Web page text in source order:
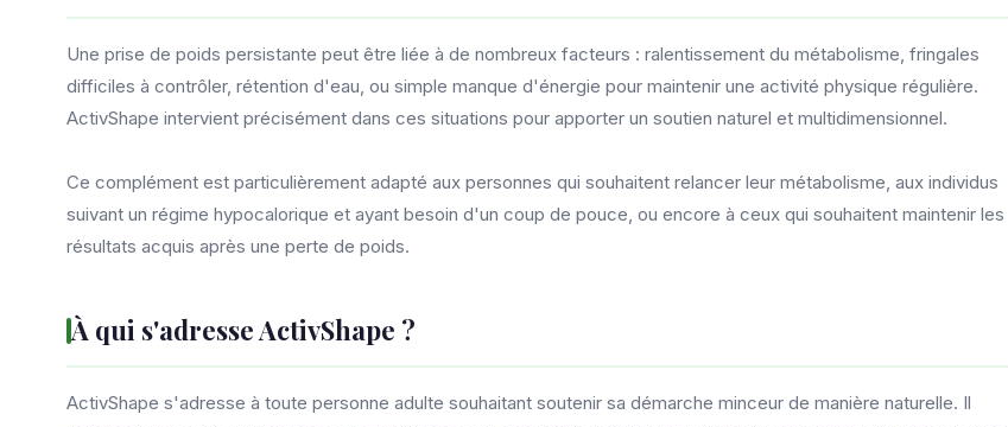
Une prise de poids persistante peut être liée à de nombreux facteurs : ralentissement du métabolisme, fringales
difficiles à contrôler, rétention d'eau, ou simple manque d'énergie pour maintenir une activité physique régulière.
ActivShape intervient précisément dans ces situations pour apporter un soutien naturel et multidimensionnel.
Ce complément est particulièrement adapté aux personnes qui souhaitent relancer leur métabolisme, aux individus
suivant un régime hypocalorique et ayant besoin d'un coup de pouce, ou encore à ceux qui souhaitent maintenir les
résultats acquis après une perte de poids.
À qui s'adresse ActivShape ?
ActivShape s'adresse à toute personne adulte souhaitant soutenir sa démarche minceur de manière naturelle. Il